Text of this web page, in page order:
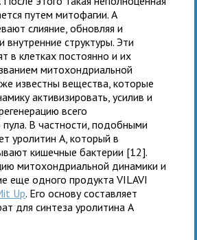
путем митофагии. А
слияние, обновляя и
внутренние структуры. Эти
в клетках постоянно и их
митохондриальной
известны вещества, которые
активизировать, усилив и
всего
В частности, подобными
уролитин А, который в
кишечные бактерии [12].
митохондриальной динамики и
еще одного продукта VILAVI
Up. Его основу составляет
для синтеза уролитина А